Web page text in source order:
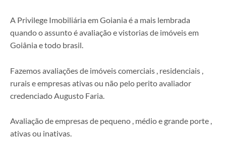
A Privilege Imobiliária em Goiania é a mais lembrada
quando o assunto é avaliação e vistorias de imóveis em
Goiânia e todo brasil.
Fazemos avaliações de imóveis comerciais , residenciais ,
rurais e empresas ativas ou não pelo perito avaliador
credenciado Augusto Faria.
Avaliação de empresas de pequeno , médio e grande porte ,
ativas ou inativas.